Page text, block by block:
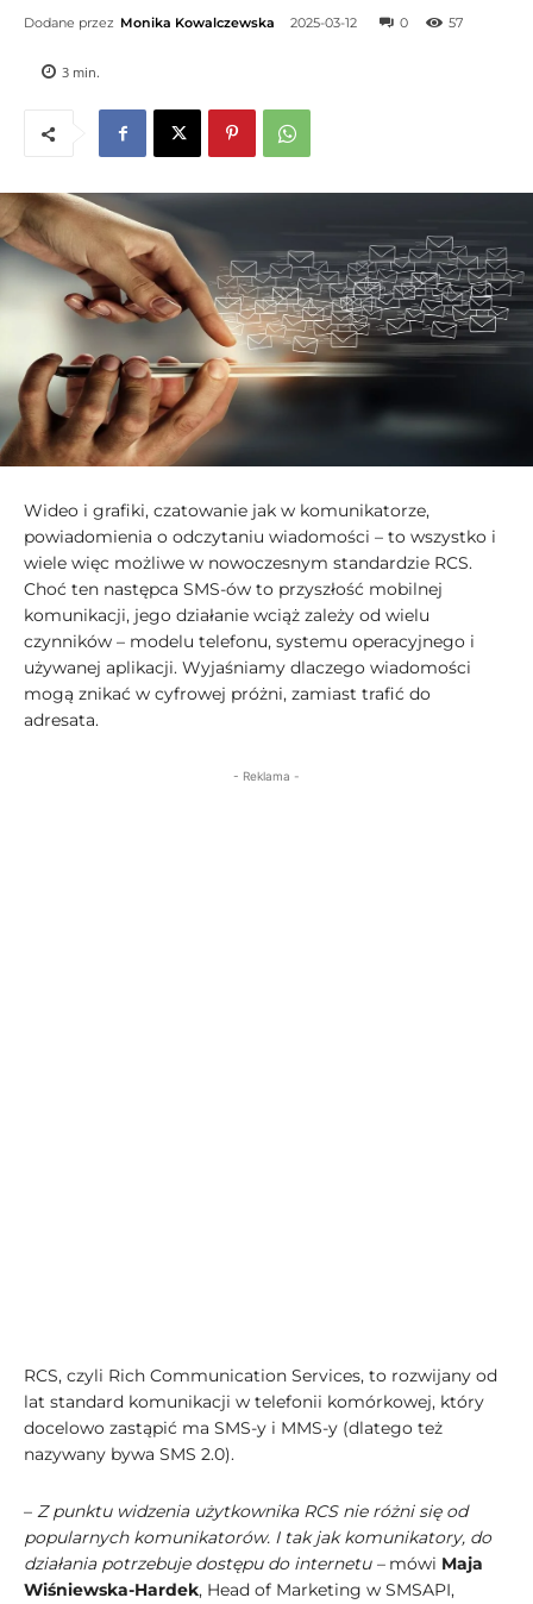
Dodane przez Monika Kowalczewska 2025-03-12 0 57
3 min.
Wideo i grafiki, czatowanie jak w komunikatorze,
powiadomienia o odczytaniu wiadomości – to wszystko i
wiele więc możliwe w nowoczesnym standardzie RCS.
Choć ten następca SMS-ów to przyszłość mobilnej
komunikacji, jego działanie wciąż zależy od wielu
czynników – modelu telefonu, systemu operacyjnego i
używanej aplikacji. Wyjaśniamy dlaczego wiadomości
mogą znikać w cyfrowej próżni, zamiast trafić do
adresata.
- Reklama -
RCS, czyli Rich Communication Services, to rozwijany od
lat standard komunikacji w telefonii komórkowej, który
docelowo zastąpić ma SMS-y i MMS-y (dlatego też
nazywany bywa SMS 2.0).
– Z punktu widzenia użytkownika RCS nie różni się od
popularnych komunikatorów. I tak jak komunikatory, do
działania potrzebuje dostępu do internetu – mówi Maja
Wiśniewska-Hardek, Head of Marketing w SMSAPI,